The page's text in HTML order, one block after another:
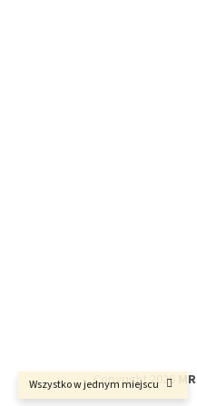
Wszystko w jednym miejscu
Copyright 2026